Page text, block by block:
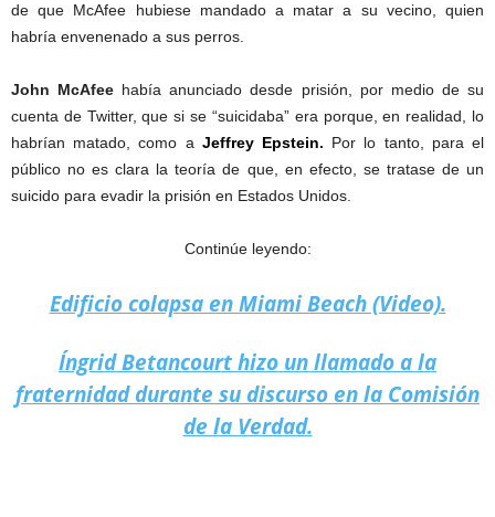
de que McAfee hubiese mandado a matar a su vecino, quien
habría envenenado a sus perros.
John McAfee había anunciado desde prisión, por medio de su
cuenta de Twitter, que si se “suicidaba” era porque, en realidad, lo
habrían matado, como a Jeffrey Epstein. Por lo tanto, para el
público no es clara la teoría de que, en efecto, se tratase de un
suicido para evadir la prisión en Estados Unidos.
Continúe leyendo:
Edificio colapsa en Miami Beach (Video).
Íngrid Betancourt hizo un llamado a la
fraternidad durante su discurso en la Comisión
de la Verdad.